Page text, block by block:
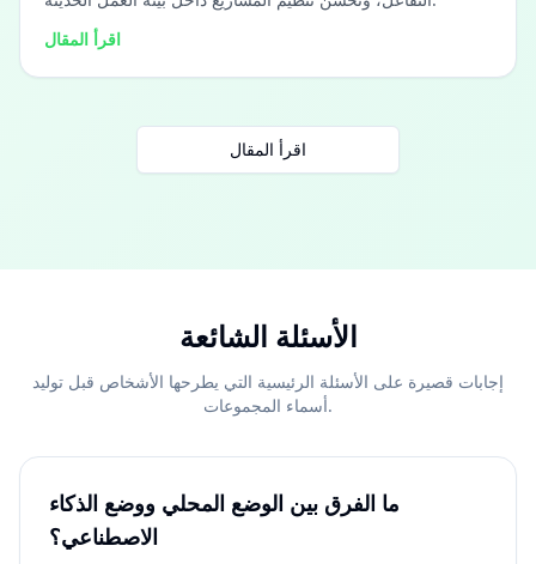
اقرأ المقال
اقرأ المقال
الأسئلة الشائعة
إجابات قصيرة على الأسئلة الرئيسية التي يطرحها الأشخاص قبل توليد
أسماء المجموعات.
ما الفرق بين الوضع المحلي ووضع الذكاء
الاصطناعي؟